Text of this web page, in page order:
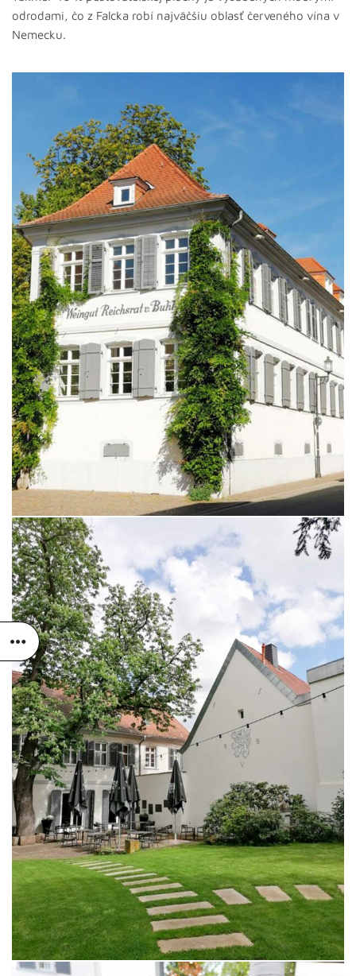
odrodami, čo z Falcka robí najväčšiu oblasť červeného vína v
Nemecku.